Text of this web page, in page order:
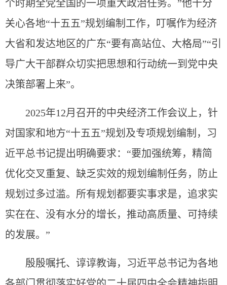
个时期全党全国的一项重大政治任务。”他十分
关心各地“十五五”规划编制工作，叮嘱作为经济
大省和发达地区的广东“要有高站位、大格局”“引
导广大干部群众切实把思想和行动统一到党中央
决策部署上来”。
2025年12月召开的中央经济工作会议上，针
对国家和地方“十五五”规划及专项规划编制，习
近平总书记提出明确要求：“要加强统筹，精简
优化交叉重复、缺乏实效的规划编制任务，防止
规划过多过滥。所有规划都要实事求是，追求实
实在在、没有水分的增长，推动高质量、可持续
的发展。”
殷殷嘱托、谆谆教诲，习近平总书记为各地